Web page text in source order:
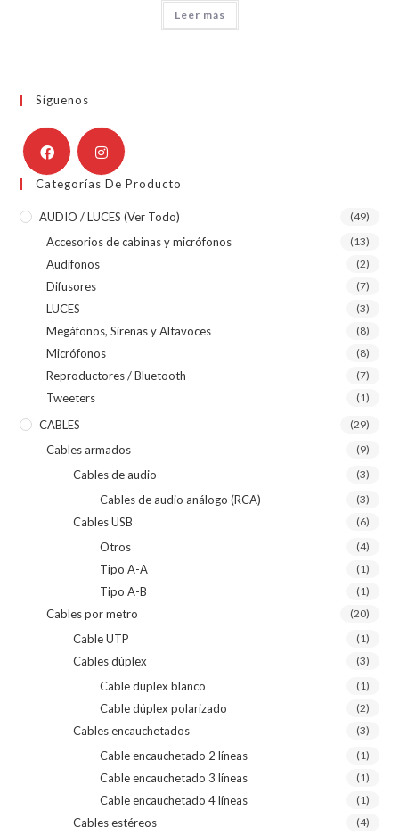
Leer más
Síguenos
Categorías De Producto
AUDIO / LUCES (ver Todo) (49)
Accesorios de cabinas y micrófonos (13)
Audífonos (2)
Difusores (7)
LUCES (3)
Megáfonos, Sirenas y Altavoces (8)
Micrófonos (8)
Reproductores / Bluetooth (7)
Tweeters (1)
CABLES (29)
Cables armados (9)
Cables de audio (3)
Cables de audio análogo (RCA) (3)
Cables USB (6)
Otros (4)
Tipo A-A (1)
Tipo A-B (1)
Cables por metro (20)
Cable UTP (1)
Cables dúplex (3)
Cable dúplex blanco (1)
Cable dúplex polarizado (2)
Cables encauchetados (3)
Cable encauchetado 2 líneas (1)
Cable encauchetado 3 líneas (1)
Cable encauchetado 4 líneas (1)
Cables estéreos (4)